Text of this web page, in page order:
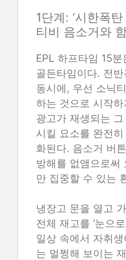
1단계: ‘시한폭
티비 음소거와
EPL 하프타임 15
골든타임이다. 전
동시에, 우선 소닉
하는 것으로 시작
광고가 재생되는
시킬 요소를 완전
화된다. 음소거 버
방해를 없앰으로써
만 집중할 수 있는
냉장고 문을 열고
전체 재고를 ‘눈으
일상 속에서 자취
는 멀쩡해 보이는